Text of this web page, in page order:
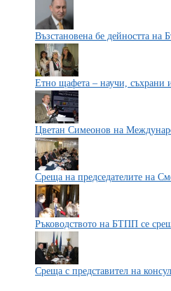
Възстановена бе дейността
Етно щафета – научи, съхрани
Цветан Симеонов на
Среща на председателите на
Ръководството на БТПП се
Среща с представител на